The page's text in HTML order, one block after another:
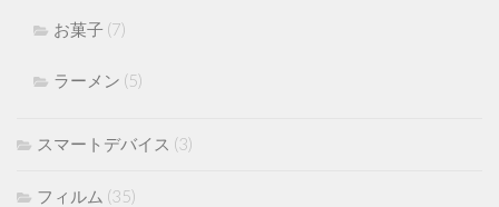
お菓子 (7)
ラーメン (5)
スマートデバイス (3)
フィルム (35)